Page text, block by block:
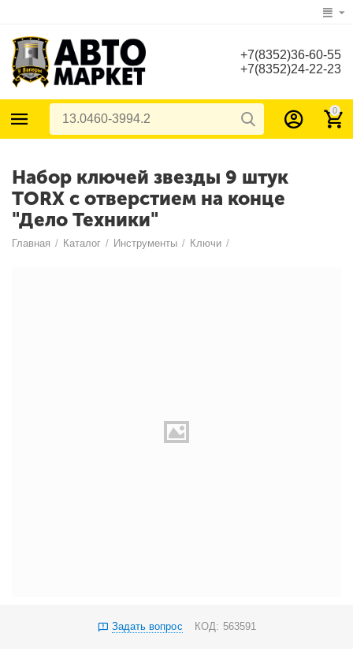
+7(8352)36-60-55
+7(8352)24-22-23
0
Набор ключей звезды 9 штук
TORX с отверстием на конце
"Дело Техники"
Главная / Каталог / Инструменты / Ключи /
Задать вопрос КОД: 563591